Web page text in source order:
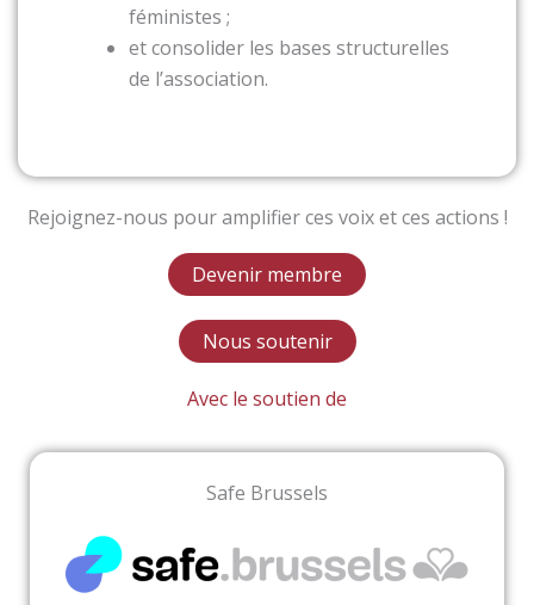
féministes ;
et consolider les bases structurelles
de l’association.
Rejoignez-nous pour amplifier ces voix et ces actions !
Devenir membre
Nous soutenir
Avec le soutien de
Safe Brussels